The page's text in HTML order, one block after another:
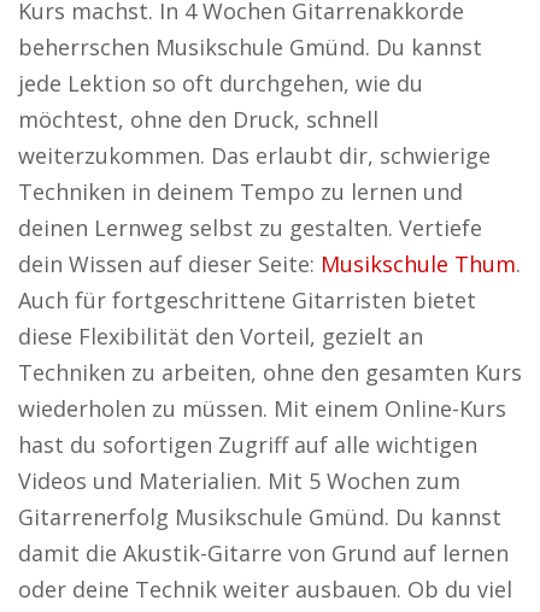
Kurs machst. In 4 Wochen Gitarrenakkorde
beherrschen Musikschule Gmünd. Du kannst
jede Lektion so oft durchgehen, wie du
möchtest, ohne den Druck, schnell
weiterzukommen. Das erlaubt dir, schwierige
Techniken in deinem Tempo zu lernen und
deinen Lernweg selbst zu gestalten. Vertiefe
dein Wissen auf dieser Seite: Musikschule Thum.
Auch für fortgeschrittene Gitarristen bietet
diese Flexibilität den Vorteil, gezielt an
Techniken zu arbeiten, ohne den gesamten Kurs
wiederholen zu müssen. Mit einem Online-Kurs
hast du sofortigen Zugriff auf alle wichtigen
Videos und Materialien. Mit 5 Wochen zum
Gitarrenerfolg Musikschule Gmünd. Du kannst
damit die Akustik-Gitarre von Grund auf lernen
oder deine Technik weiter ausbauen. Ob du viel